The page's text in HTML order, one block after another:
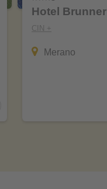
Hotel Brunner
CIN +
Merano